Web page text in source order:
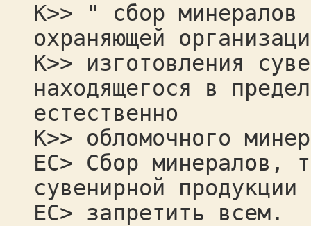
К>> " сбор минералов
охраняющей
К>> изготовления
находящегося в
естественно
К>> обломочного
ЕС> Сбор минералов,
сувенирной продукции
ЕС> запретить всем.